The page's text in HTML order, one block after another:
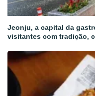
Jeonju, a capital da
visitantes com tradição,